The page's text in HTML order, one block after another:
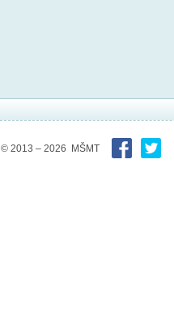
© 2013 – 2026 MŠMT